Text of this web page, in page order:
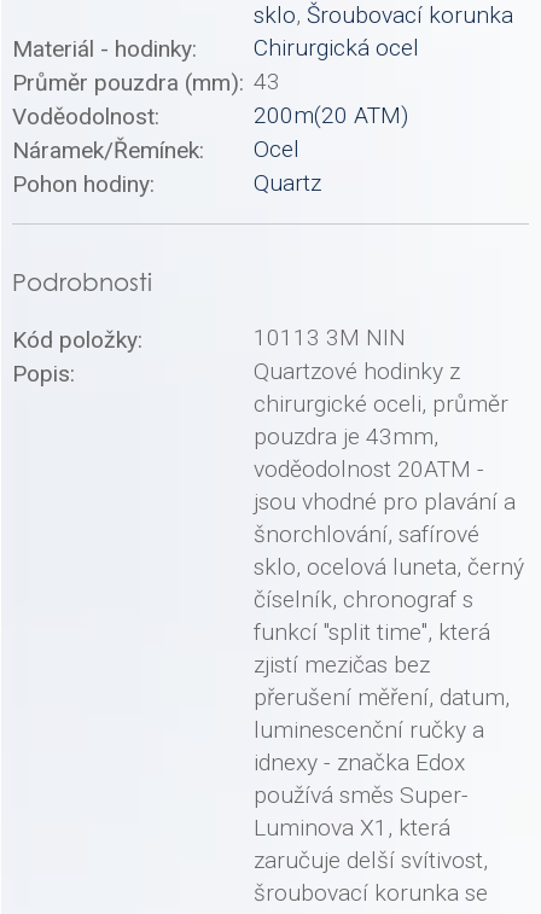
sklo, Šroubovací korunka
Materiál - hodinky:
Chirurgická ocel
Průměr pouzdra (mm): 43
Voděodolnost:
200m(20 ATM)
Náramek/Řemínek:
Ocel
Pohon hodiny:
Quartz
Podrobnosti
Kód položky:
10113 3M NIN
Popis:
Quartzové hodinky z
chirurgické oceli, průměr
pouzdra je 43mm,
voděodolnost 20ATM -
jsou vhodné pro plavání a
šnorchlování, safírové
sklo, ocelová luneta, černý
číselník, chronograf s
funkcí "split time", která
zjistí mezičas bez
přerušení měření, datum,
luminescenční ručky a
idnexy - značka Edox
používá směs Super-
Luminova X1, která
zaručuje delší svítivost,
šroubovací korunka se